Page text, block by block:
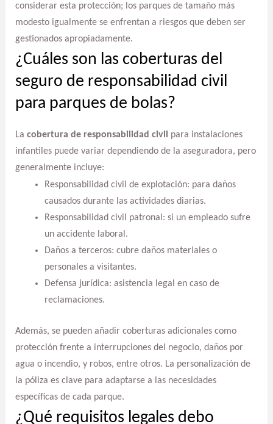
considerar esta protección; los parques de tamaño más
modesto igualmente se enfrentan a riesgos que deben ser
gestionados apropiadamente.
¿Cuáles son las coberturas del
seguro de responsabilidad civil
para parques de bolas?
La cobertura de responsabilidad civil
para instalaciones
infantiles puede variar dependiendo de la aseguradora, pero
generalmente incluye:
Responsabilidad civil de explotación: para daños
causados durante las actividades diarias.
Responsabilidad civil patronal: si un empleado sufre
un accidente laboral.
Daños a terceros: cubre daños materiales o
personales a visitantes.
Defensa jurídica: asistencia legal en caso de
reclamaciones.
Además, se pueden añadir coberturas adicionales como
protección frente a interrupciones del negocio, daños por
agua o incendio, y robos, entre otros. La personalización de
la póliza es clave para adaptarse a las necesidades
específicas de cada parque.
¿Qué requisitos legales debo